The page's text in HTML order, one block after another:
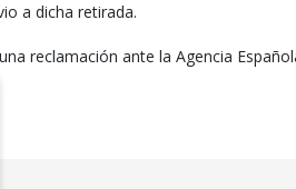
a dicha retirada.
reclamación ante la Agencia